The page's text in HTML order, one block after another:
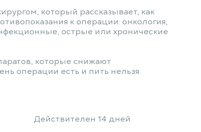
который рассказывает, как
к операции: онкология,
острые или хронические
которые снижают
операции есть и пить нельзя.
Действителен 14 дней